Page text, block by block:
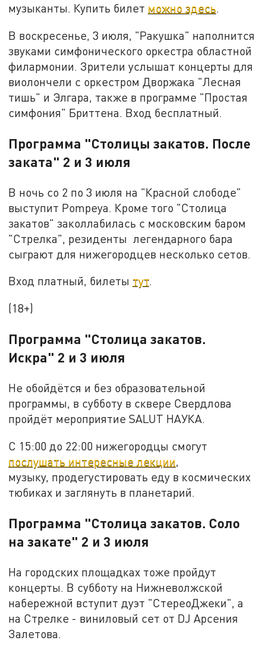
музыканты. Купить билет можно здесь.
В воскресенье, 3 июля, "Ракушка" наполнится
звуками симфонического оркестра областной
филармонии. Зрители услышат концерты для
виолончели с оркестром Дворжака "Лесная
тишь" и Элгара, также в программе "Простая
симфония" Бриттена. Вход бесплатный.
Программа "Столицы закатов. После
заката" 2 и 3 июля
В ночь со 2 по 3 июля на "Красной слободе"
выступит Pompeya. Кроме того "Столица
закатов" заколлабилась с московским баром
"Стрелка", резиденты легендарного бара
сыграют для нижегородцев несколько сетов.
Вход платный, билеты тут.
(18+)
Программа "Столица закатов.
Искра" 2 и 3 июля
Не обойдётся и без образовательной
программы, в субботу в сквере Свердлова
пройдёт мероприятие SALUT НАУКА.
С 15:00 до 22:00 нижегородцы смогут
послушать интересные лекции,
музыку, продегустировать еду в космических
тюбиках и заглянуть в планетарий.
Программа "Столица закатов. Соло
на закате" 2 и 3 июля
На городских площадках тоже пройдут
концерты. В субботу на Нижневолжской
набережной вступит дуэт "СтереоДжеки", а
на Стрелке - виниловый сет от DJ Арсения
Залетова.